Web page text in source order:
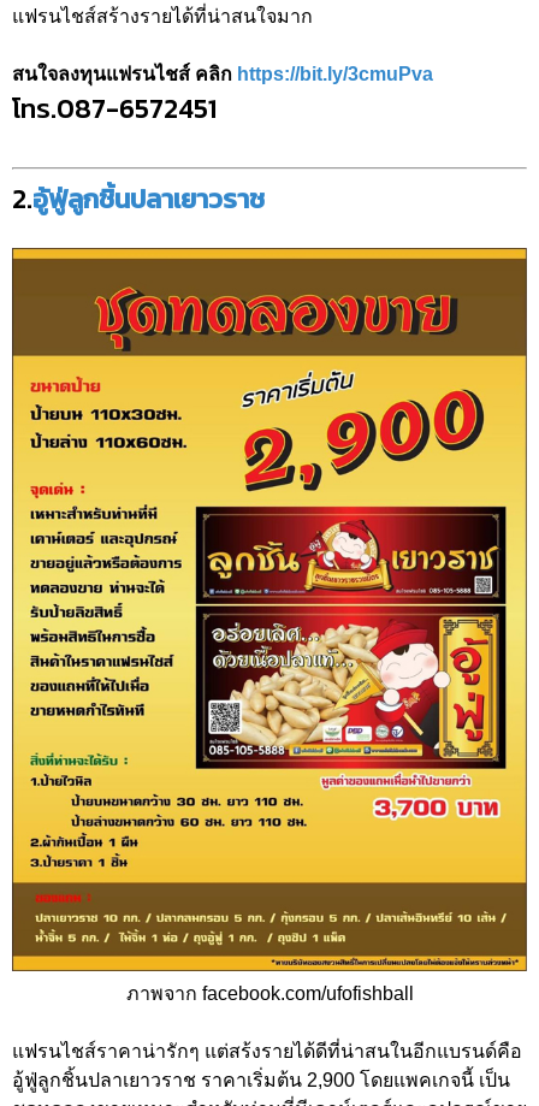
แฟรนไชส์สร้างรายได้ที่น่าสนใจมาก
สนใจลงทุนแฟรนไชส์ คลิก https://bit.ly/3cmuPva
โทร.087-6572451
2.อู้ฟู่ลูกชิ้นปลาเยาวราช
ภาพจาก facebook.com/ufofishball
แฟรนไชส์ราคาน่ารักๆ แต่สร้งรายได้ดีที่น่าสนในอีกแบรนด์คือ
อู้ฟู่ลูกชิ้นปลาเยาวราช ราคาเริ่มต้น 2,900 โดยแพคเกจนี้ เป็น